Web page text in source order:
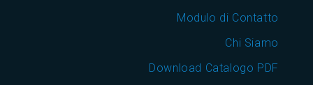
Modulo di Contatto
Chi Siamo
Download Catalogo PDF